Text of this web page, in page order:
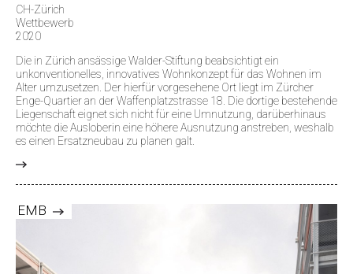
CH-Zürich
Wettbewerb
2020
Die in Zürich ansässige Walder-Stiftung beabsichtigt ein
unkonventionelles, innovatives Wohnkonzept für das Wohnen im
Alter umzusetzen. Der hierfür vorgesehene Ort liegt im Zürcher
Enge-Quartier an der Waffenplatzstrasse 18. Die dortige bestehende
Liegenschaft eignet sich nicht für eine Umnutzung, darüberhinaus
möchte die Ausloberin eine höhere Ausnutzung anstreben, weshalb
es einen Ersatzneubau zu planen galt.
EMB